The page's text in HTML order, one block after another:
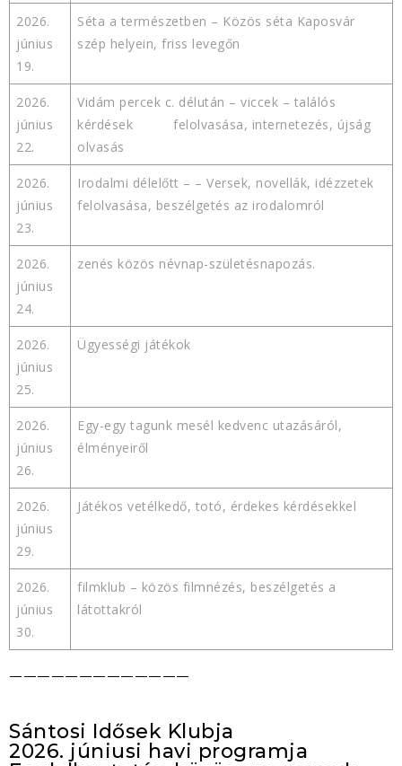
2026.
június
19.
Séta a természetben – Közös séta Kaposvár
szép helyein, friss levegőn
2026.
június
22.
Vidám percek c. délután – viccek – találós
kérdések felolvasása, internetezés, újság
olvasás
2026.
június
23.
Irodalmi délelőtt – – Versek, novellák, idézzetek
felolvasása, beszélgetés az irodalomról
2026.
június
24.
zenés közös névnap-születésnapozás.
2026.
június
25.
Ügyességi játékok
2026.
június
26.
Egy-egy tagunk mesél kedvenc utazásáról,
élményeiről
2026.
június
29.
Játékos vetélkedő, totó, érdekes kérdésekkel
2026.
június
30.
filmklub – közös filmnézés, beszélgetés a
látottakról
—————————————
Sántosi Idősek Klubja
2026. júniusi havi programja